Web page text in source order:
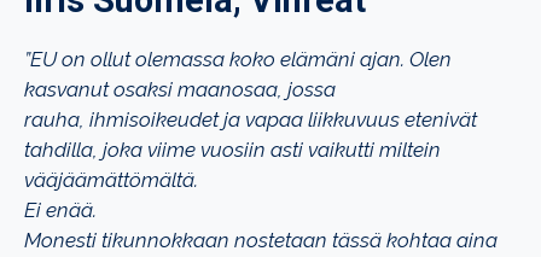
”EU on ollut olemassa koko elämäni ajan. Olen
kasvanut osaksi maanosaa, jossa
rauha, ihmisoikeudet ja vapaa liikkuvuus etenivät
tahdilla, joka viime vuosiin asti vaikutti miltein
vääjäämättömältä.
Ei enää.
Monesti tikunnokkaan nostetaan tässä kohtaa aina